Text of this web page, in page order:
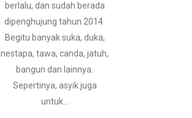
berlalu, dan sudah berada
dipenghujung tahun 2014.
Begitu banyak suka, duka,
nestapa, tawa, canda, jatuh,
bangun dan lainnya.
Sepertinya, asyik juga
untuk...